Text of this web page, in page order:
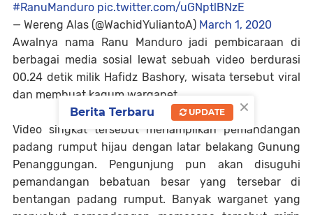
#RanuManduro pic.twitter.com/uGNptlBNzE
— Wereng Alas (@WachidYuliantoA) March 1, 2020
Awalnya nama Ranu Manduro jadi pembicaraan di
berbagai media sosial lewat sebuah video berdurasi
00.24 detik milik Hafidz Bashory, wisata tersebut viral
dan membuat kagum warganet.
Video singkat tersebut menampilkan pemandangan
padang rumput hijau dengan latar belakang Gunung
Penanggungan. Pengunjung pun akan disuguhi
pemandangan bebatuan besar yang tersebar di
bentangan padang rumput. Banyak warganet yang
×
Berita Terbaru UPDATE